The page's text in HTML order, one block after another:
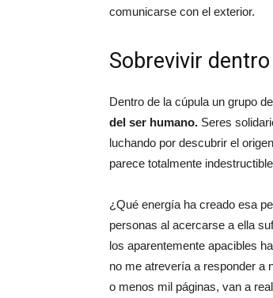
comunicarse con el exterior.
Sobrevivir
Dentro de la cúpula un grupo
del ser humano. Seres
luchando por descubrir el
parece totalmente
¿Qué energía ha creado esa
personas al acercarse a ella
los aparentemente apacibles
no me atrevería a responder a
o menos mil páginas, van a